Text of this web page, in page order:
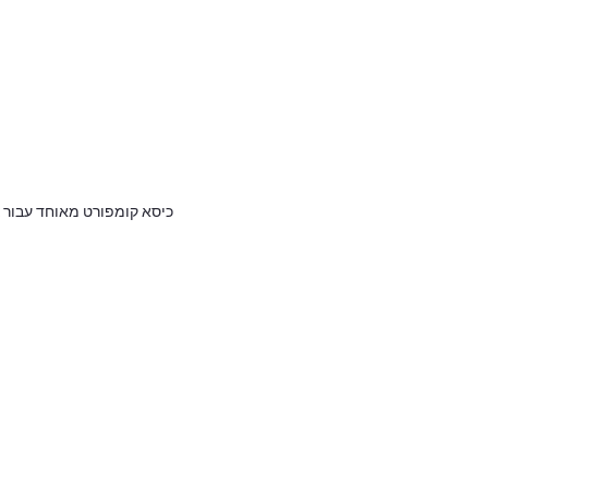
כיסא קומפורט מאוחד עבור Honda Africa Twin CRF1100L/CRF1100L Adventure Sport